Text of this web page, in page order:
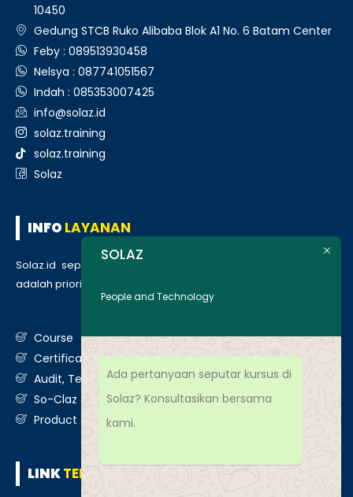
10450
Gedung STCB Ruko Alibaba Blok A1 No. 6 Batam Center
Feby : 089513930458
Nelsya : 087741051567
Indah : 085353007425
info@solaz.id
solaz.training
solaz.training
Solaz
INFO LAYANAN
Solaz.id sepenuh hati melayani klien kami, kepuasan anda
adalah prioritas utama kami. Berikut daftar layanan kami
Course
Certification
Audit, Testing, Consultancy & Assessment
So-Claz & Smart Benchmark
Product & Services
LINKTERKAIT
SOLAZ
People and Technology
Ada pertanyaan seputar kursus di
Solaz? Konsultasikan bersama
kami.